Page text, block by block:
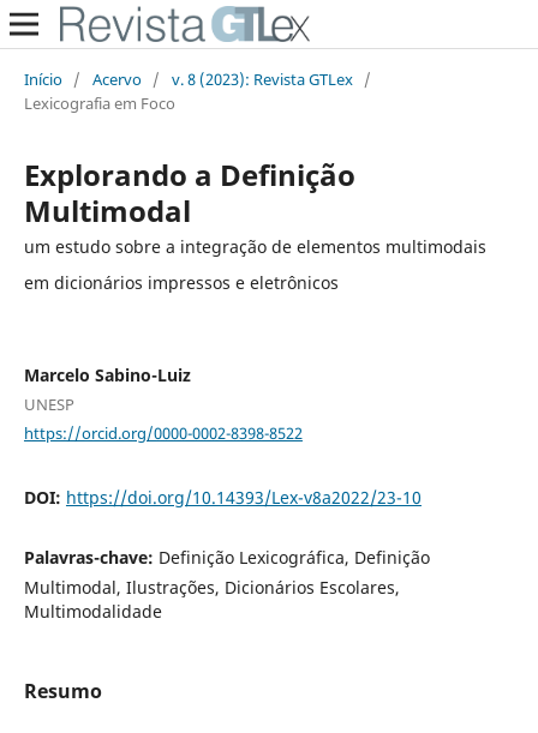
Início / Acervo / v. 8 (2023): Revista GTLex /
Lexicografia em Foco
Explorando a Definição
Multimodal
um estudo sobre a integração de elementos multimodais
em dicionários impressos e eletrônicos
Marcelo Sabino-Luiz
UNESP
https://orcid.org/0000-0002-8398-8522
DOI: https://doi.org/10.14393/Lex-v8a2022/23-10
Palavras-chave: Definição Lexicográfica, Definição
Multimodal, Ilustrações, Dicionários Escolares,
Multimodalidade
Resumo